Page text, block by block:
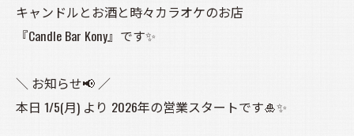
キャンドルとお酒と時々カラオケのお店
『Candle Bar Kony』です✨
＼ お知らせ📢 ／
本日 1/5(月) より 2026年の営業スタートです🎍✨